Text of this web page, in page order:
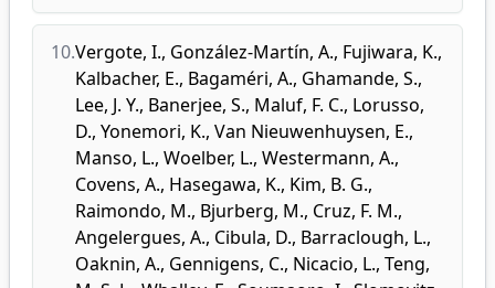
10.Vergote, I., González-Martín, A., Fujiwara, K.,
Kalbacher, E., Bagaméri, A., Ghamande, S.,
Lee, J. Y., Banerjee, S., Maluf, F. C., Lorusso,
D., Yonemori, K., Van Nieuwenhuysen, E.,
Manso, L., Woelber, L., Westermann, A.,
Covens, A., Hasegawa, K., Kim, B. G.,
Raimondo, M., Bjurberg, M., Cruz, F. M.,
Angelergues, A., Cibula, D., Barraclough, L.,
Oaknin, A., Gennigens, C., Nicacio, L., Teng,